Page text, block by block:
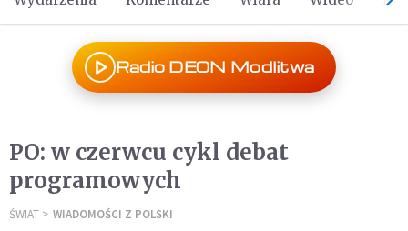
Radio DEON Modlitwa
PO: w czerwcu cykl debat
programowych
ŚWIAT WIADOMOŚCI Z POLSKI